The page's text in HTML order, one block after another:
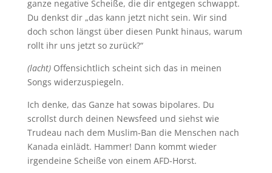
ganze negative Scheiße, die dir entgegen schwappt.
Du denkst dir „das kann jetzt nicht sein. Wir sind
doch schon längst über diesen Punkt hinaus, warum
rollt ihr uns jetzt so zurück?“
(lacht)Offensichtlich scheint sich das in meinen
Songs widerzuspiegeln.
Ich denke, das Ganze hat sowas bipolares. Du
scrollst durch deinen Newsfeed und siehst wie
Trudeau nach dem Muslim-Ban die Menschen nach
Kanada einlädt. Hammer! Dann kommt wieder
irgendeine Scheiße von einem AFD-Horst.